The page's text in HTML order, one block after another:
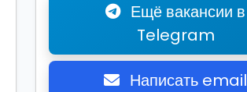
Ещё вакансии в
Telegram
Написать email